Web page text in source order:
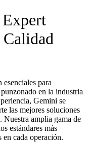
para
en la industria
Gemini se
las mejores soluciones
Nuestra amplia gama de
estándares más
en cada operación.